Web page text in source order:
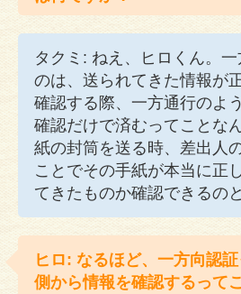
タクミ: ねえ、ヒロくん。
のは、送られてきた情報が
確認する際、一方通行のよ
確認だけで済むってことな
紙の封筒を送る時、差出人
ことでその手紙が本当に正
てきたものか確認できるの
ヒロ: なるほど、一方向認
側から情報を確認するって